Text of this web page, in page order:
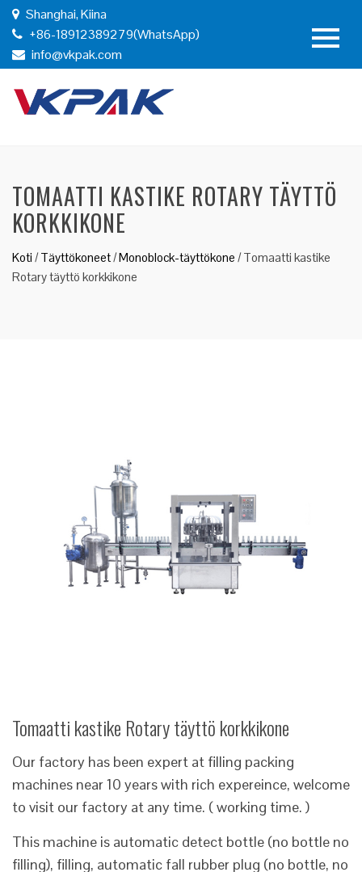
Shanghai, Kiina
+86-18912389279(WhatsApp)
info@vkpak.com
TOMAATTI KASTIKE ROTARY TÄYTTÖ
KORKKIKONE
Koti /Täyttökoneet/Monoblock-täyttökone /Tomaatti kastike
Rotary täyttö korkkikone
Tomaatti kastike Rotary täyttö korkkikone
Our factory has been expert at filling packing
machines near 10 years with rich expereince, welcome
to visit our factory at any time. ( working time. )
This machine is automatic detect bottle (no bottle no
filling), filling, automatic fall rubber plug (no bottle, no